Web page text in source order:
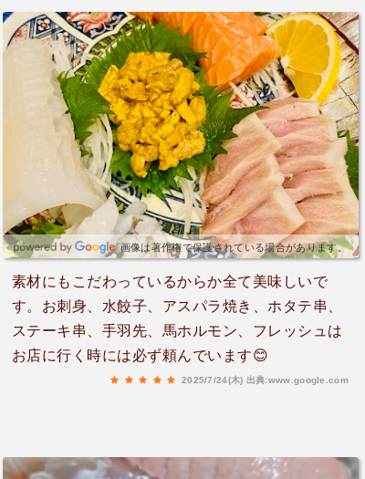
画像は著作権で保護されている場合があります。
素材にもこだわっているからか全て美味しいで
す。お刺身、水餃子、アスパラ焼き、ホタテ串、
ステーキ串、手羽先、馬ホルモン、フレッシュは
お店に行く時には必ず頼んでいます😊
2025/7/24(木) 出典:www.google.com